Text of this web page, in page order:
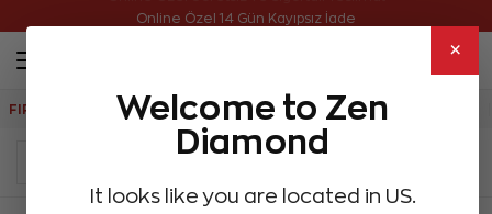
×
Welcome to Zen
Diamond
It looks like you are located in US.
Online Özel Ücretsiz ve Sigortalı Teslimat
FIRSATLAR Aynı Gün Kargo Çok Satanlar Hediye Önerileri